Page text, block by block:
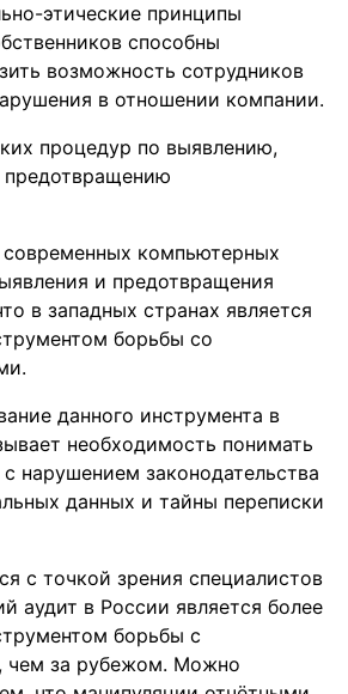
этические принципы
способны
возможность сотрудников
в отношении компании.
процедур по выявлению,
современных компьютерных
и предотвращения
в западных странах является
борьбы со
данного инструмента в
необходимость понимать
нарушением законодательства
данных и тайны переписки
с точкой зрения специалистов
аудит в России является более
борьбы с
чем за рубежом. Можно